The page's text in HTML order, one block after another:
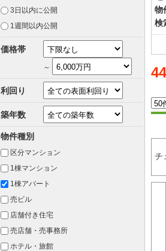
物
検
44
チ
3日以内に公開
1週間以内公開
価格帯
～
利回り
築年数
物件種別
区分マンション
1棟マンション
1棟アパート
売ビル
店舗付き住宅
売店舗・売事務所
ホテル・旅館